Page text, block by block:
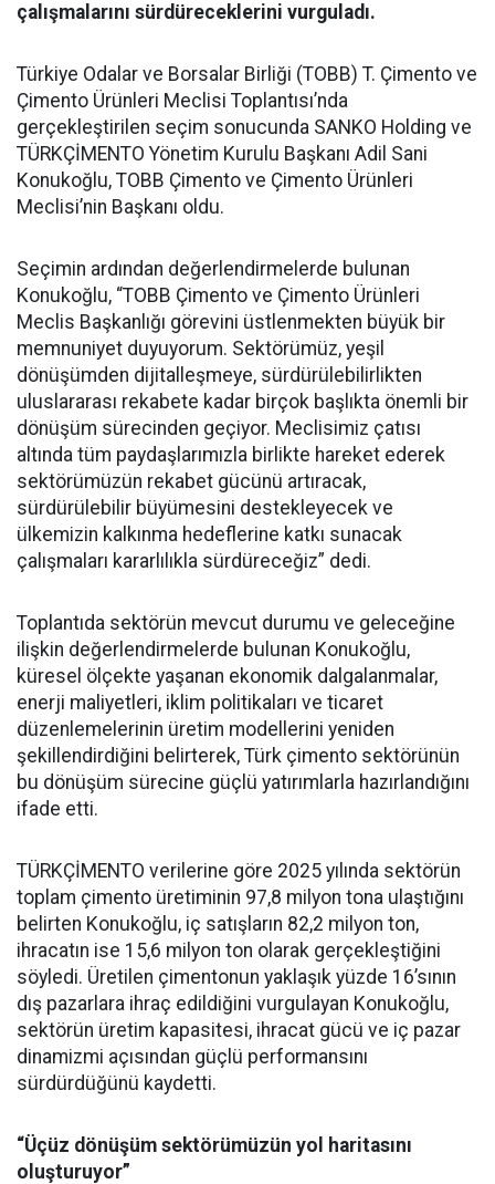
çalışmalarını sürdüreceklerini vurguladı.
Türkiye Odalar ve Borsalar Birliği (TOBB) T. Çimento ve
Çimento Ürünleri Meclisi Toplantısı’nda
gerçekleştirilen seçim sonucunda SANKO Holding ve
TÜRKÇİMENTO Yönetim Kurulu Başkanı Adil Sani
Konukoğlu, TOBB Çimento ve Çimento Ürünleri
Meclisi’nin Başkanı oldu.
Seçimin ardından değerlendirmelerde bulunan
Konukoğlu, “TOBB Çimento ve Çimento Ürünleri
Meclis Başkanlığı görevini üstlenmekten büyük bir
memnuniyet duyuyorum. Sektörümüz, yeşil
dönüşümden dijitalleşmeye, sürdürülebilirlikten
uluslararası rekabete kadar birçok başlıkta önemli bir
dönüşüm sürecinden geçiyor. Meclisimiz çatısı
altında tüm paydaşlarımızla birlikte hareket ederek
sektörümüzün rekabet gücünü artıracak,
sürdürülebilir büyümesini destekleyecek ve
ülkemizin kalkınma hedeflerine katkı sunacak
çalışmaları kararlılıkla sürdüreceğiz” dedi.
Toplantıda sektörün mevcut durumu ve geleceğine
ilişkin değerlendirmelerde bulunan Konukoğlu,
küresel ölçekte yaşanan ekonomik dalgalanmalar,
enerji maliyetleri, iklim politikaları ve ticaret
düzenlemelerinin üretim modellerini yeniden
şekillendirdiğini belirterek, Türk çimento sektörünün
bu dönüşüm sürecine güçlü yatırımlarla hazırlandığını
ifade etti.
TÜRKÇİMENTO verilerine göre 2025 yılında sektörün
toplam çimento üretiminin 97,8 milyon tona ulaştığını
belirten Konukoğlu, iç satışların 82,2 milyon ton,
ihracatın ise 15,6 milyon ton olarak gerçekleştiğini
söyledi. Üretilen çimentonun yaklaşık yüzde 16’sının
dış pazarlara ihraç edildiğini vurgulayan Konukoğlu,
sektörün üretim kapasitesi, ihracat gücü ve iç pazar
dinamizmi açısından güçlü performansını
sürdürdüğünü kaydetti.
“Üçüz dönüşüm sektörümüzün yol haritasını
oluşturuyor”